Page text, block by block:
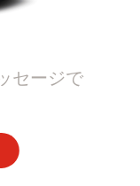
セージで